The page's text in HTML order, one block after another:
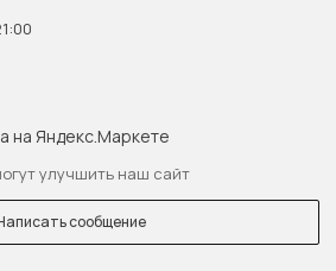
улучшить наш сайт
сообщение